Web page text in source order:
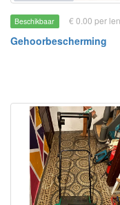
Beschikbaar € 0.00 per
Gehoorbescherming